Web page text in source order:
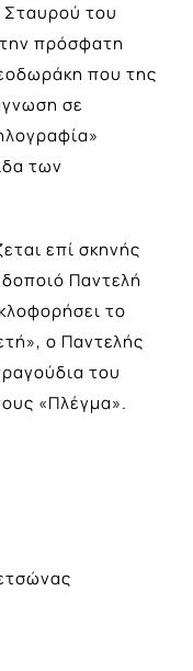
Σταυρού του
πρόσφατη
που της
σε
των
επί σκηνής
Παντελή
το
ο Παντελής
του
«Πλέγμα».